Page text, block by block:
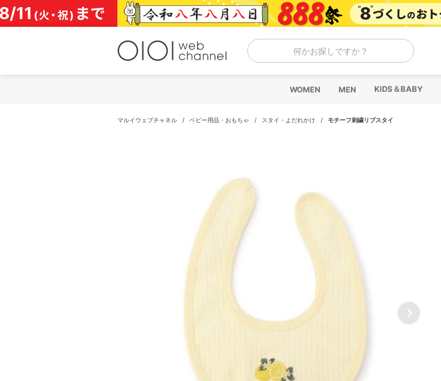
コ
ン
テ
何かお探しですか？
WOMEN MEN KIDS＆BABY
マルイウェブチャネル / ベビー用品・おもちゃ / スタイ・よだれかけ / モチーフ刺繍リブスタイ